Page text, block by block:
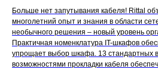
Больше нет запутывания кабеля! Rittal
многолетний опыт и знания в области
необычного решения – новый уровень
Практичная номенклатура IT-шкафов
упрощает выбор шкафа. 13 стандартных
возможностями прокладки кабеля